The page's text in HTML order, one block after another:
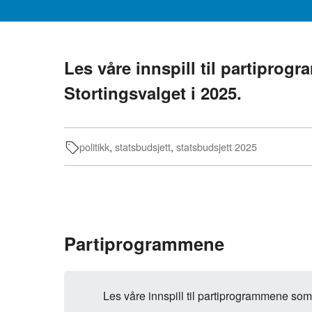
Les våre innspill til
Stortingsvalget i 2025.
politikk, statsbudsjett, statsbudsjett 2025
Partiprogrammene
Les våre innspill til partiprogrammene